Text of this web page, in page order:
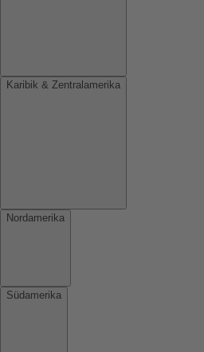
Karibik & Zentralamerika
Nordamerika
Südamerika